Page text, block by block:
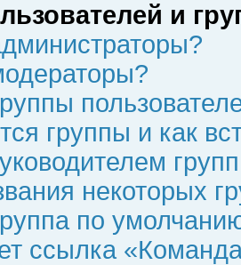
и
группы и как
некоторых
по
ссылка